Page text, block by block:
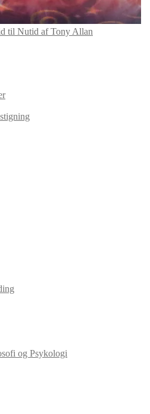
til Nutid af Tony Allan
og Psykologi